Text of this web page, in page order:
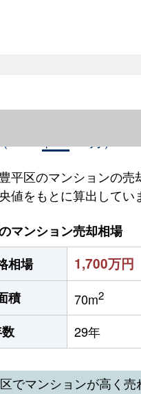
平区のマンションの売
値をもとに算出してい
マンション売却相場
相場
1,700万円
積 70m2
29年
でマンションが高く売